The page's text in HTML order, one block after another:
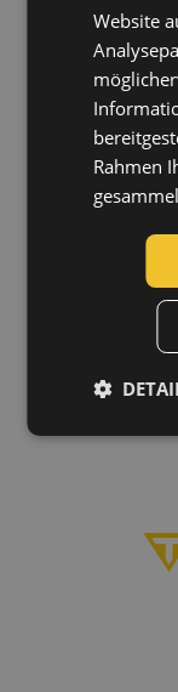
Website
Rahmen